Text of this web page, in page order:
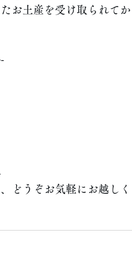
お土産を受け取られて
どうぞお気軽にお越し